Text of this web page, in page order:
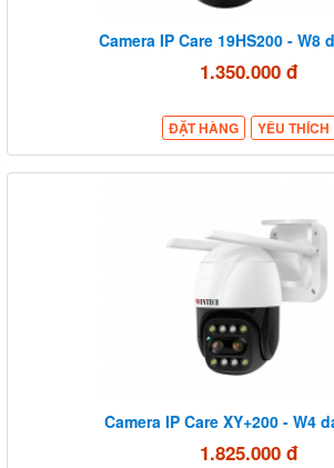
Camera IP Care 19HS200 - W8
1.350.000 đ
ĐẶT HÀNG YÊU THÍCH
Camera IP Care XY+200 - W4
1.825.000 đ